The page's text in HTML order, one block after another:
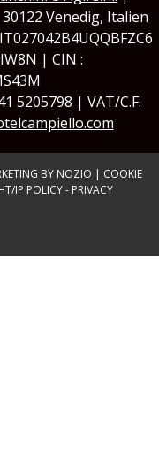
Venedig, Italien
| CIN :
5205798 | VAT/C.F.
BY NOZIO | COOKIE
IP POLICY- PRIVACY